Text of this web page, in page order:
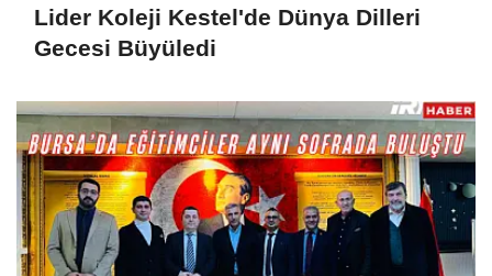
Lider Koleji Kestel'de Dünya Dilleri
Gecesi Büyüledi